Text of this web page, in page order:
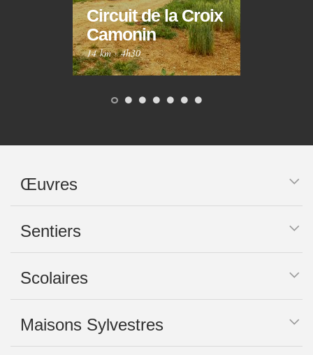
Circuit de la Croix
Camonin
14 km·4h30
Œuvres
Sentiers
Scolaires
Maisons Sylvestres